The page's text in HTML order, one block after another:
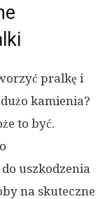
pralkę i
kamienia?
to być.
uszkodzenia
na skuteczne